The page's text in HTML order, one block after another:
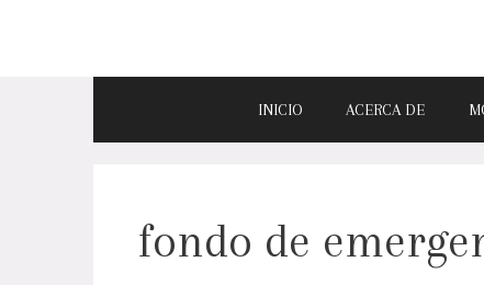
INICIO ACERCA DE
fondo de